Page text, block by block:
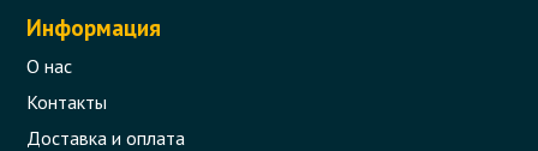
Информация
О нас
Контакты
Доставка и оплата